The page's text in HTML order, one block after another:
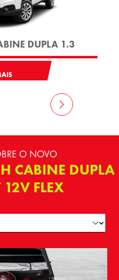
DUPLA 1.3
O NOVO
CABINE DUPLA
12V FLEX